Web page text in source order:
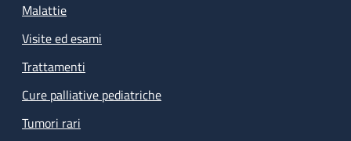
Malattie
Visite ed esami
Trattamenti
Cure palliative pediatriche
Tumori rari